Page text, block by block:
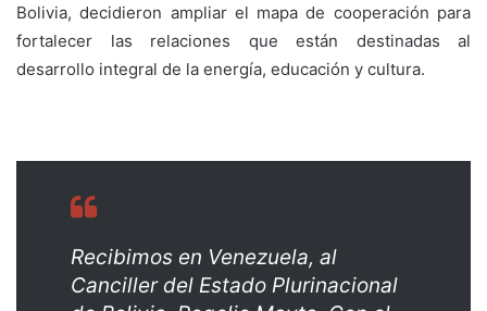
Bolivia, decidieron ampliar el mapa de cooperación para
fortalecer las relaciones que están destinadas al
desarrollo integral de la energía, educación y cultura.
Recibimos en Venezuela, al
Canciller del Estado Plurinacional